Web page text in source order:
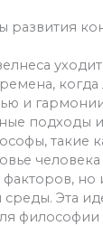
развития
и
подходы
такие
человека
но
Эта
философии